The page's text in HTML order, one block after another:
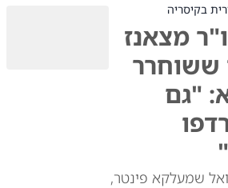
בקיסריה
מצאנז
ששוחרר
"גם
שמעלקא פינטר,